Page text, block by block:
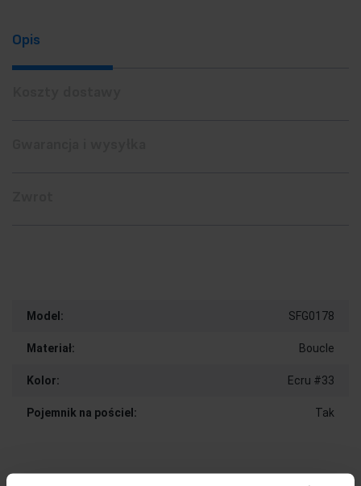
Opis
Model: SFG0178
Materiał: Boucle
Kolor: Ecru #33
Pojemnik na pościel: Tak